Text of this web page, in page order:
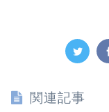
関連記事